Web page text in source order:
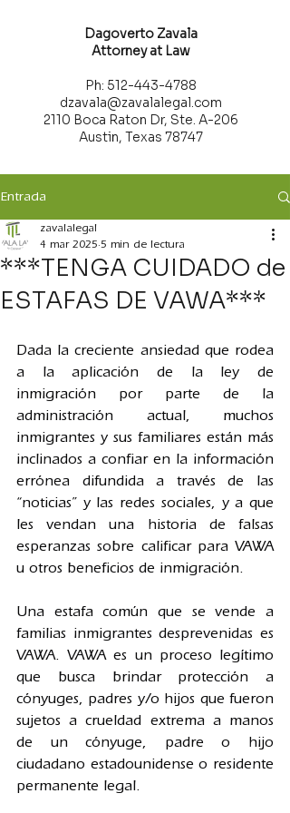
Dagoverto Zavala
Attorney at Law
Ph: 512-443-4788
dzavala@zavalalegal.com
2110 Boca Raton Dr, Ste. A-206
Austin, Texas 78747
Entrada
***TENGA CUIDADO de
ESTAFAS DE VAWA***
zavalalegal
4 mar 2025 5 min de lectura
Dada la creciente ansiedad que rodea
a la aplicación de la ley de
inmigración por parte de la
administración actual, muchos
inmigrantes y sus familiares están más
inclinados a confiar en la información
errónea difundida a través de las
“noticias” y las redes sociales, y a que
les vendan una historia de falsas
esperanzas sobre calificar para VAWA
u otros beneficios de inmigración.
Una estafa común que se vende a
familias inmigrantes desprevenidas es
VAWA. VAWA es un proceso legítimo
que busca brindar protección a
cónyuges, padres y/o hijos que fueron
sujetos a crueldad extrema a manos
de un cónyuge, padre o hijo
ciudadano estadounidense o residente
permanente legal.